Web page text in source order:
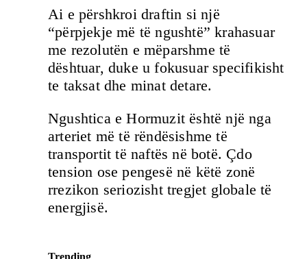
Ai e përshkroi draftin si një
“përpjekje më të ngushtë” krahasuar
me rezolutën e mëparshme të
dështuar, duke u fokusuar specifikisht
te taksat dhe minat detare.
Ngushtica e Hormuzit është një nga
arteriet më të rëndësishme të
transportit të naftës në botë. Çdo
tension ose pengesë në këtë zonë
rrezikon seriozisht tregjet globale të
energjisë.